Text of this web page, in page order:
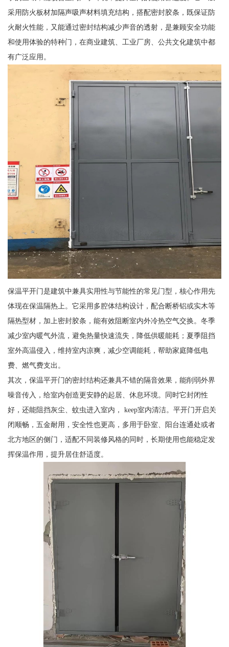
采用防火板材加隔声吸声材料填充结构，搭配密封胶条，既保证防
火耐火性能，又能通过密封结构减少声音的透射，是兼顾安全功能
和使用体验的特种门，在商业建筑、工业厂房、公共文化建筑中都
有广泛应用。
保温平开门是建筑中兼具实用性与节能性的常见门型，核心作用先
体现在保温隔热上。它采用多腔体结构设计，配合断桥铝或实木等
隔热型材，加上密封胶条，能有效阻断室内外冷热空气交换。冬季
减少室内暖气外流，避免热量快速流失，降低供暖能耗；夏季阻挡
室外高温侵入，维持室内凉爽，减少空调能耗，帮助家庭降低电
费、燃气费支出。
其次，保温平开门的密封结构还兼具不错的隔音效果，能削弱外界
噪音传入，给室内创造更安静的起居、休息环境。同时它封闭性
好，还能阻挡灰尘、蚊虫进入室内， keep室内清洁。平开门开启关
闭顺畅，五金耐用，安全性也更高，多用于卧室、阳台连通处或者
北方地区的侧门，适配不同装修风格的同时，长期使用也能稳定发
挥保温作用，提升居住舒适度。